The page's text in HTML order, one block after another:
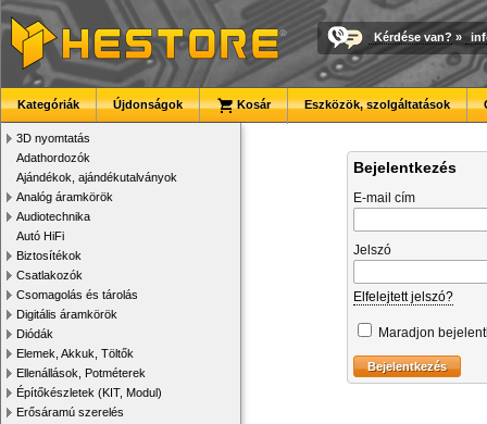
Kérdése van? »
Kategóriák Újdonságok Kosár Eszközök, szolgáltatások
3D nyomtatás
Adathordozók
Ajándékok, ajándékutalványok
Analóg áramkörök
Audiotechnika
Autó HiFi
Biztosítékok
Csatlakozók
Csomagolás és tárolás
Digitális áramkörök
Diódák
Elemek, Akkuk, Töltők
Ellenállások, Potméterek
Építőkészletek (KIT, Modul)
Erősáramú szerelés
Bejelentkezés
E-mail cím
Jelszó
Elfelejtett jelszó?
Maradjon